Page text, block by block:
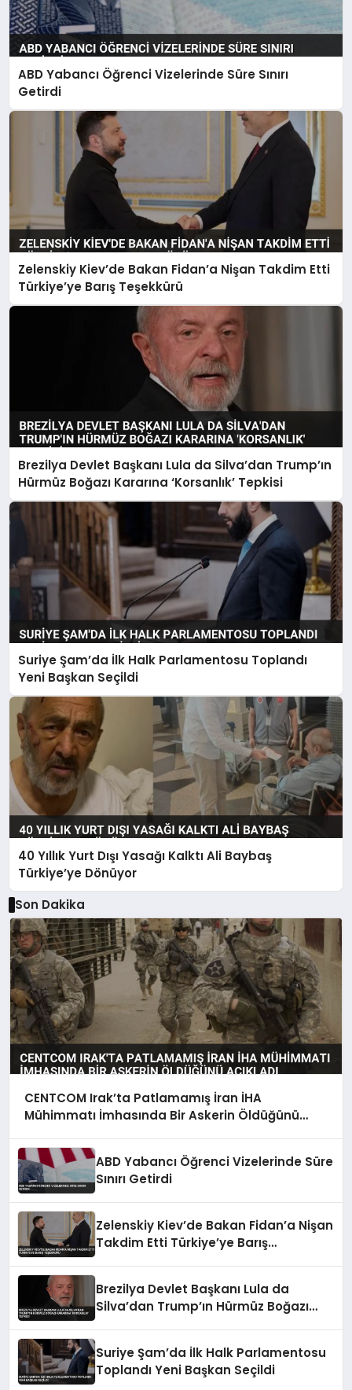
ABD Yabancı Öğrenci Vizelerinde Süre Sınırı
Getirdi
Zelenskiy Kiev’de Bakan Fidan’a Nişan Takdim Etti
Türkiye’ye Barış Teşekkürü
Brezilya Devlet Başkanı Lula da Silva’dan Trump’ın
Hürmüz Boğazı Kararına ‘Korsanlık’ Tepkisi
Suriye Şam’da İlk Halk Parlamentosu Toplandı
Yeni Başkan Seçildi
40 Yıllık Yurt Dışı Yasağı Kalktı Ali Baybaş
Türkiye’ye Dönüyor
Son Dakika
CENTCOM Irak’ta Patlamamış İran İHA
Mühimmatı İmhasında Bir Askerin Öldüğünü
ABD Yabancı Öğrenci Vizelerinde Süre
Sınırı Getirdi
Zelenskiy Kiev’de Bakan Fidan’a Nişan
Takdim Etti Türkiye’ye Barış
Brezilya Devlet Başkanı Lula da
Silva’dan Trump’ın Hürmüz Boğazı
Suriye Şam’da İlk Halk Parlamentosu
Toplandı Yeni Başkan Seçildi